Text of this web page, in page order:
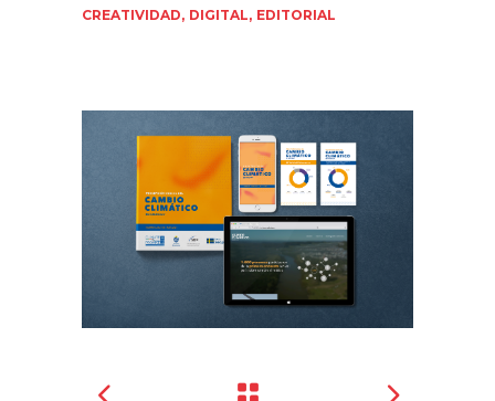
CREATIVIDAD DIGITAL EDITORIAL